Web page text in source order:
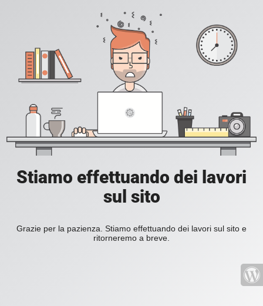
Stiamo effettuando dei lavori
sul sito
Grazie per la pazienza. Stiamo effettuando dei lavori sul sito e
ritorneremo a breve.